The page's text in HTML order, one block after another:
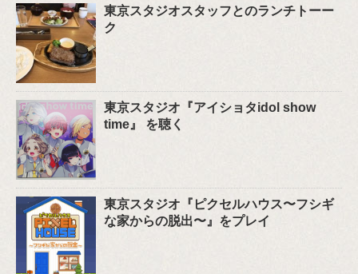
東京スタジオスタッフとのランチトーー
ク
東京スタジオ『アイショタidol show
time』 を聴く
東京スタジオ『ピクセルハウス〜フシギ
な家からの脱出〜』をプレイ